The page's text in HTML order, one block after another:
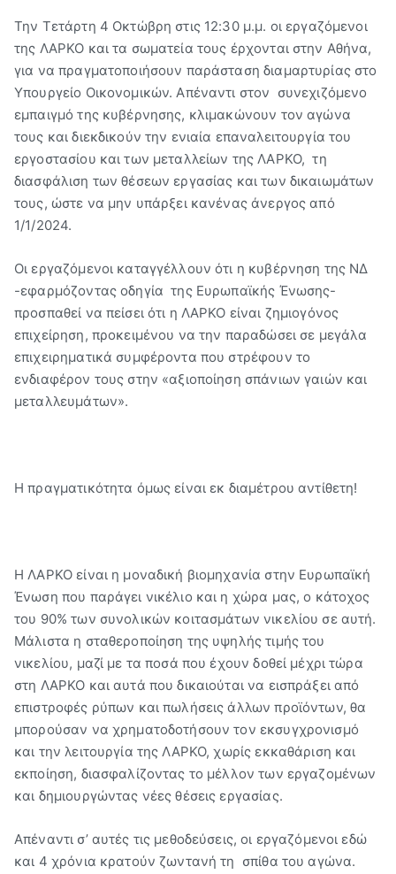
Βύρων"
Την Τετάρτη 4 Οκτώβρη στις 12:30 μ.μ. οι εργαζόμενοι
της ΛΑΡΚΟ και τα σωματεία τους έρχονται στην Αθήνα,
για να πραγματοποιήσουν παράσταση διαμαρτυρίας στο
Υπουργείο Οικονομικών. Απέναντι στον συνεχιζόμενο
εμπαιγμό της κυβέρνησης, κλιμακώνουν τον αγώνα
τους και διεκδικούν την ενιαία επαναλειτουργία του
εργοστασίου και των μεταλλείων της ΛΑΡΚΟ, τη
διασφάλιση των θέσεων εργασίας και των δικαιωμάτων
τους, ώστε να μην υπάρξει κανένας άνεργος από
1/1/2024.
Οι εργαζόμενοι καταγγέλλουν ότι η κυβέρνηση της ΝΔ
-εφαρμόζοντας οδηγία της Ευρωπαϊκής Ένωσης-
προσπαθεί να πείσει ότι η ΛΑΡΚΟ είναι ζημιογόνος
επιχείρηση, προκειμένου να την παραδώσει σε μεγάλα
επιχειρηματικά συμφέροντα που στρέφουν το
ενδιαφέρον τους στην «αξιοποίηση σπάνιων γαιών και
μεταλλευμάτων».
Η πραγματικότητα όμως είναι εκ διαμέτρου αντίθετη!
Η ΛΑΡΚΟ είναι η μοναδική βιομηχανία στην Ευρωπαϊκή
Ένωση που παράγει νικέλιο και η χώρα μας, ο κάτοχος
του 90% των συνολικών κοιτασμάτων νικελίου σε αυτή.
Μάλιστα η σταθεροποίηση της υψηλής τιμής του
νικελίου, μαζί με τα ποσά που έχουν δοθεί μέχρι τώρα
στη ΛΑΡΚΟ και αυτά που δικαιούται να εισπράξει από
επιστροφές ρύπων και πωλήσεις άλλων προϊόντων, θα
μπορούσαν να χρηματοδοτήσουν τον εκσυγχρονισμό
και την λειτουργία της ΛΑΡΚΟ, χωρίς εκκαθάριση και
εκποίηση, διασφαλίζοντας το μέλλον των εργαζομένων
και δημιουργώντας νέες θέσεις εργασίας.
Απέναντι σ’ αυτές τις μεθοδεύσεις, οι εργαζόμενοι εδώ
και 4 χρόνια κρατούν ζωντανή τη σπίθα του αγώνα.